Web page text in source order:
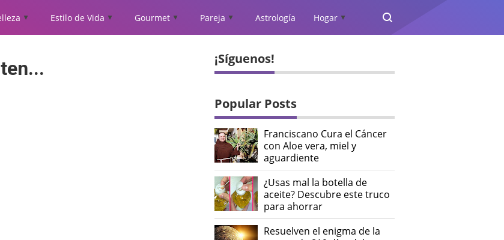
▲ Estilo de Vida ▲ Gourmet ▲ Pareja ▲ Astrología Hogar ▲
¡Síguenos!
Popular Posts
Franciscano Cura el Cáncer
con Aloe vera, miel y
aguardiente
¿Usas mal la botella de
aceite? Descubre este truco
para ahorrar
Resuelven el enigma de la